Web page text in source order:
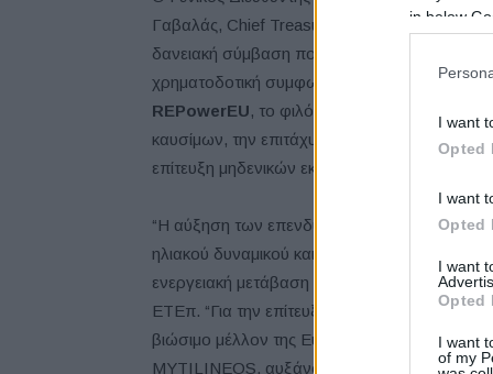
in below
I want
Opted
I want
Opted
I want
Opted
I want
of my
Γαβαλάς, Chief Treasury & IR Officer and
δανειακή σύμβαση που θα έχει διάρκεια 10
χρηματοδοτική συμφωνία αποτελεί μέρος του
RΕPowerEU, το φιλόδοξο σχέδιο της ΕΕ
καυσίμων, την επιτάχυνση της «πράσινης»
επίτευξη μηδενικών εκπομπών άνθρακα έως
“Η αύξηση των επενδύσεων σε ανανεώσιμες
ηλιακού δυναμικού και της δυνατότητας
ενεργειακή μετάβαση της Ευρώπης”, δήλωσε
ΕΤΕπ. “Για την επίτευξη φιλόδοξων στόχων
βιώσιμο μέλλον της Ευρώπης θα πρέπει να
MYTILINEOS, αυξάνοντας τη χρήση